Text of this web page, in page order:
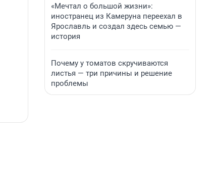
«Мечтал о большой жизни»:
иностранец из Камеруна переехал в
Ярославль и создал здесь семью —
история
Почему у томатов скручиваются
листья — три причины и решение
проблемы